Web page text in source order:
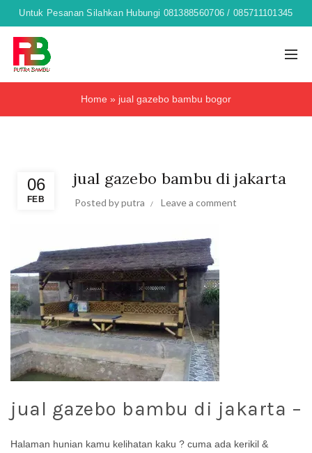
Untuk Pesanan Silahkan Hubungi 081388560706 / 085711101345
Home » jual gazebo bambu bogor
06
FEB
jual gazebo bambu di jakarta
Posted byputra Leave a comment
jual gazebo bambu di jakarta –
Halaman hunian kamu kelihatan kaku ? cuma ada kerikil &